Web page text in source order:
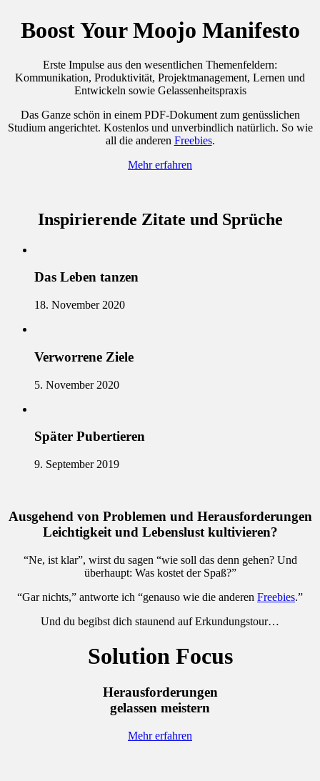
Boost Your Moojo Manifesto
Erste Impulse aus den wesentlichen Themenfeldern:
Kommunikation, Produktivität, Projektmanagement, Lernen und
Entwickeln sowie Gelassenheitspraxis
Das Ganze schön in einem PDF-Dokument zum genüsslichen
Studium angerichtet. Kostenlos und unverbindlich natürlich. So wie
all die anderen Freebies.
Mehr erfahren
Inspirierende Zitate und Sprüche
Das Leben tanzen
18. November 2020
Verworrene Ziele
5. November 2020
Später Pubertieren
9. September 2019
Ausgehend von Problemen und Herausforderungen
Leichtigkeit und Lebenslust kultivieren?
“Ne, ist klar”, wirst du sagen “wie soll das denn gehen? Und
überhaupt: Was kostet der Spaß?”
“Gar nichts,” antworte ich “genauso wie die anderen Freebies.”
Und du begibst dich staunend auf Erkundungstour…
Solution Focus
Herausforderungen
gelassen meistern
Mehr erfahren